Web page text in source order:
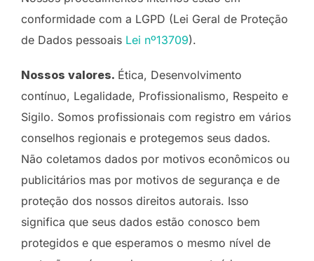
conformidade com a LGPD (Lei Geral de Proteção
de Dados pessoais Lei nº13709).
Nossos valores. Ética, Desenvolvimento
contínuo, Legalidade, Profissionalismo, Respeito e
Sigilo. Somos profissionais com registro em vários
conselhos regionais e protegemos seus dados.
Não coletamos dados por motivos econômicos ou
publicitários mas por motivos de segurança e de
proteção dos nossos direitos autorais. Isso
significa que seus dados estão conosco bem
protegidos e que esperamos o mesmo nível de